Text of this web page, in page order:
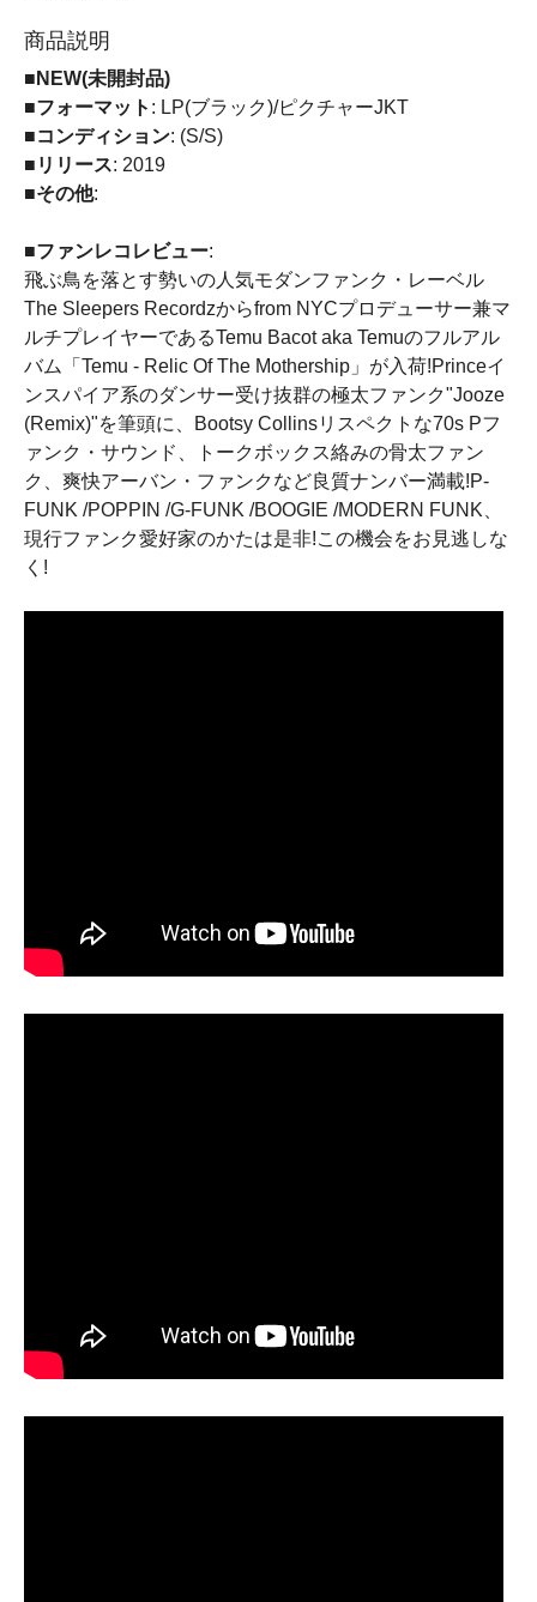
商品説明
■NEW(未開封品)
■フォーマット : LP(ブラック)/ピクチャーJKT
■コンディション: (S/S)
■リリース: 2019
■その他:
■ファンレコレビュー:
飛ぶ鳥を落とす勢いの人気モダンファンク・レーベル
The Sleepers Recordzからfrom NYCプロデューサー兼マ
ルチプレイヤーであるTemu Bacot aka Temuのフルアル
バム「Temu - Relic Of The Mothership」が入荷!Princeイ
ンスパイア系のダンサー受け抜群の極太ファンク"Jooze
(Remix)"を筆頭に、Bootsy Collinsリスペクトな70s Pフ
ァンク・サウンド、トークボックス絡みの骨太ファン
ク、爽快アーバン・ファンクなど良質ナンバー満載!P-
FUNK /POPPIN /G-FUNK /BOOGIE /MODERN FUNK、
現行ファンク愛好家のかたは是非!この機会をお見逃しな
く!